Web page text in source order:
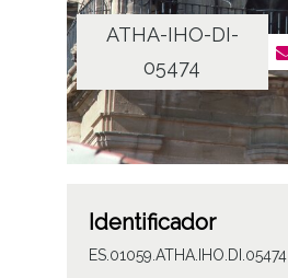
ATHA-IHO-DI-
05474
Identificador
ES.01059.ATHA.IHO.DI.05474